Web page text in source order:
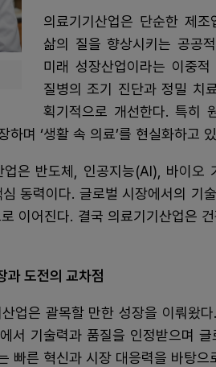
의료기기산업은 단순한 제
삶의 질을 향상시키는 공공
미래 성장산업이라는 이중
질병의 조기 진단과 정밀 치
획기적으로 개선한다. 특히
며 ‘생활 속 의료’를 현실화하고
업은 반도체, 인공지능(AI), 바이오
동력이다. 글로벌 시장에서의 기
이어진다. 결국 의료기기산업은
과 도전의 교차점
업은 괄목할 만한 성장을 이뤄왔
서 기술력과 품질을 인정받으며
빠른 혁신과 시장 대응력을 바탕으